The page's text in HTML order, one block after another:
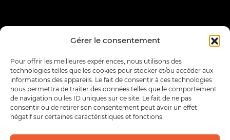
Gérer le consentement
Pour offrir les meilleures expériences, nous utilisons des
technologies telles que les cookies pour stocker et/ou accéder aux
informations des appareils. Le fait de consentir à ces technologies
nous permettra de traiter des données telles que le comportement
de navigation ou les ID uniques sur ce site. Le fait de ne pas
consentir ou de retirer son consentement peut avoir un effet
négatif sur certaines caractéristiques et fonctions.